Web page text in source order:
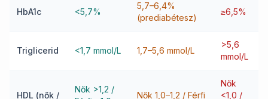
HbA1c <5,7%
5,7–6,4%
(prediabétesz)
≥6,5%
Triglicerid <1,7 mmol/L 1,7–5,6 mmol/L
>5,6
mmol/L
HDL (nők /
Nők >1,2 /
Nők 1,0–1,2 / Férfi
Nők
<1,0 /